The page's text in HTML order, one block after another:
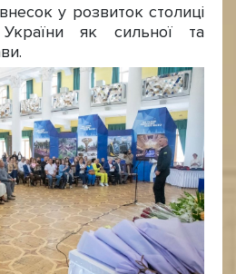
у розвиток столиці
як сильної та